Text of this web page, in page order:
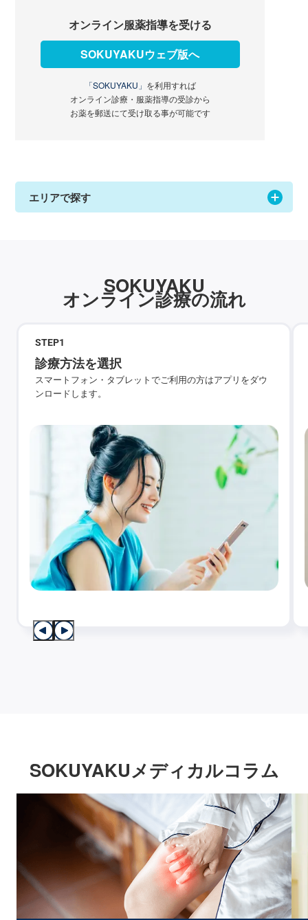
オンライン服薬指導を受ける
SOKUYAKUウェブ版へ
「SOKUYAKU」 を利用すれば
オンライン診療・服薬指導の受診から
お薬を郵送にて受け取る事が可能です
エリアで探す
SOKUYAKU
オンライン診療の流れ
STEP1
診療方法を選択
スマートフォン・タブレットでご利用の方はアプリをダウ
ンロードします。
SOKUYAKUメディカルコラム